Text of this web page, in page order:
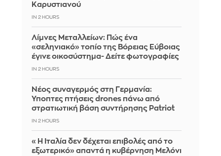
Καρυστιανού
IN 2 HOURS
Λίμνες Μεταλλείων: Πώς ένα
«σεληνιακό» τοπίο της Βόρειας Εύβοιας
έγινε οικοσύστημα- Δείτε φωτογραφίες
IN 2 HOURS
Νέος συναγερμός στη Γερμανία:
Ύποπτες πτήσεις drones πάνω από
στρατιωτική βάση συντήρησης Patriot
IN 2 HOURS
«Η Ιταλία δεν δέχεται επιβολές από το
εξωτερικό» απαντά η κυβέρνηση Μελόνι